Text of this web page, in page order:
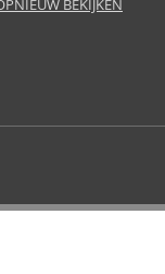
Club (11)
BEKIJKEN